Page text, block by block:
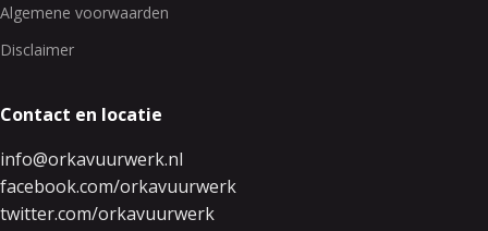
Algemene voorwaarden
Disclaimer
Contact en locatie
info@orkavuurwerk.nl
facebook.com/orkavuurwerk
twitter.com/orkavuurwerk